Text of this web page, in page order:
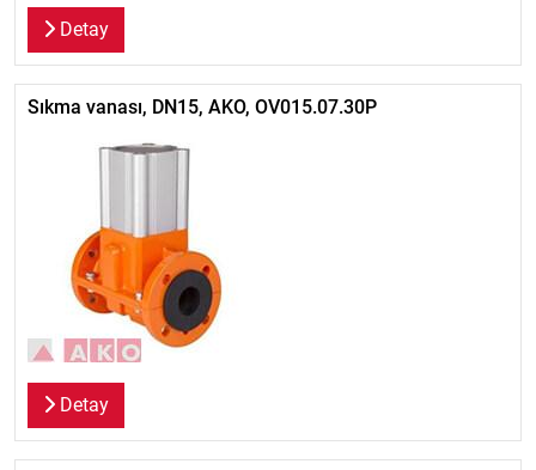
Detay
Sıkma vanası, DN15, AKO, OV015.07.30P
Detay